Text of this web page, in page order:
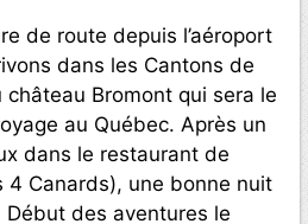
de route depuis l’aéroport
dans les Cantons de
château Bromont qui sera le
au Québec. Après un
dans le restaurant de
4 Canards), une bonne nuit
Début des aventures le